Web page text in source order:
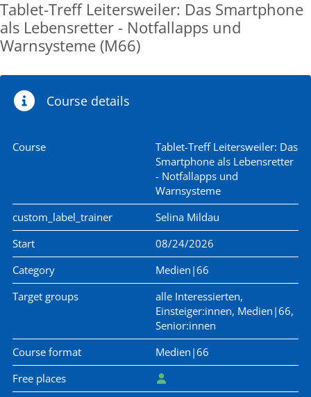
Tablet-Treff Leitersweiler: Das Smartphone
als Lebensretter - Notfallapps und
Warnsysteme (M66)
Course details
Course
Tablet-Treff Leitersweiler: Das
Smartphone als Lebensretter
- Notfallapps und
Warnsysteme
custom_label_trainer
Selina Mildau
Start
08/24/2026
Category
Medien|66
Target groups
alle Interessierten,
Einsteiger:innen, Medien|66,
Senior:innen
Course format
Medien|66
Free places